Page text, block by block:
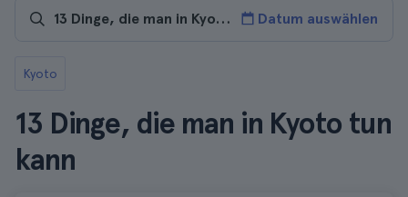
Datum auswählen
Kyoto
13 Dinge, die man in Kyoto tun
kann